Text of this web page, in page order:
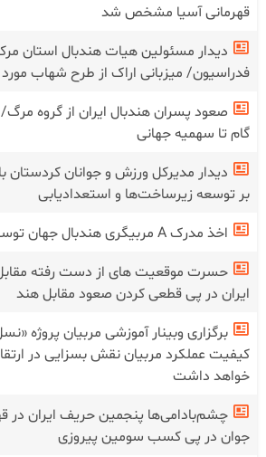
قهرمانی آسیا مشخص شد
دیدار مسئولین هیات هندبال استان
فدراسیون/ میزبانی اراک از طرح شهاب
صعود پسران هندبال ایران از گروه
گام تا سهمیه جهانی
دیدار مدیرکل ورزش و جوانان کردستان
بر توسعه زیرساخت‌ها و استعدادیابی
اخذ مدرک A مربیگری هندبال جهان توسط اولین بانوی ایرانی
حسرت موقعیت های از دست رفته مقابل
ایران در پی قطعی کردن صعود مقابل هند
برگزاری وبینار آموزشی مربیان پروژه
کیفیت عملکرد مربیان نقش بسزایی در
خواهد داشت
چشم‌بادامی‌ها پنجمین حریف ایران در
جوان در پی کسب سومین پیروزی